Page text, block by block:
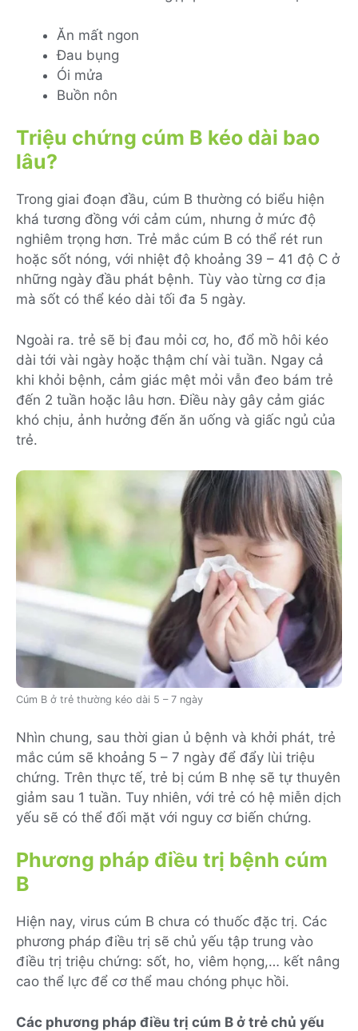
Ăn mất ngon
Đau bụng
Ói mửa
Buồn nôn
Triệu chứng cúm B kéo dài bao
lâu?
Trong giai đoạn đầu, cúm B thường có biểu hiện
khá tương đồng với cảm cúm, nhưng ở mức độ
nghiêm trọng hơn. Trẻ mắc cúm B có thể rét run
hoặc sốt nóng, với nhiệt độ khoảng 39 – 41 độ C ở
những ngày đầu phát bệnh. Tùy vào từng cơ địa
mà sốt có thể kéo dài tối đa 5 ngày.
Ngoài ra. trẻ sẽ bị đau mỏi cơ, ho, đổ mồ hôi kéo
dài tới vài ngày hoặc thậm chí vài tuần. Ngay cả
khi khỏi bệnh, cảm giác mệt mỏi vẫn đeo bám trẻ
đến 2 tuần hoặc lâu hơn. Điều này gây cảm giác
khó chịu, ảnh hưởng đến ăn uống và giấc ngủ của
trẻ.
Cúm B ở trẻ thường kéo dài 5 – 7 ngày
Nhìn chung, sau thời gian ủ bệnh và khởi phát, trẻ
mắc cúm sẽ khoảng 5 – 7 ngày để đẩy lùi triệu
chứng. Trên thực tế, trẻ bị cúm B nhẹ sẽ tự thuyên
giảm sau 1 tuần. Tuy nhiên, với trẻ có hệ miễn dịch
yếu sẽ có thể đối mặt với nguy cơ biến chứng.
Phương pháp điều trị bệnh cúm
B
Hiện nay, virus cúm B chưa có thuốc đặc trị. Các
phương pháp điều trị sẽ chủ yếu tập trung vào
điều trị triệu chứng: sốt, ho, viêm họng,… kết nâng
cao thể lực để cơ thể mau chóng phục hồi.
Các phương pháp điều trị cúm B ở trẻ chủ yếu